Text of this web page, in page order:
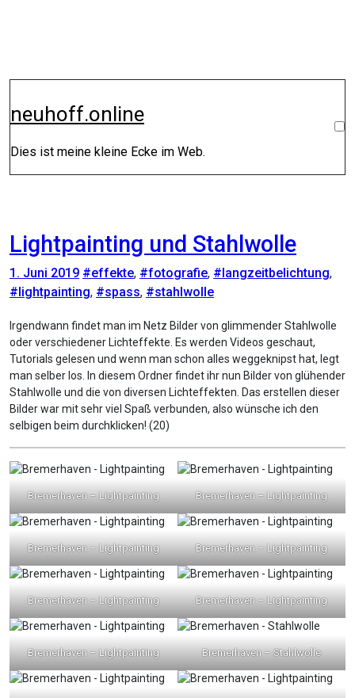
neuhoff.online
Dies ist meine kleine Ecke im Web.
Lightpainting und Stahlwolle
1. Juni 2019 #effekte, #fotografie, #langzeitbelichtung,
#lightpainting, #spass, #stahlwolle
oder verschiedener Lichteffekte. Es werden Videos geschaut,
Tutorials gelesen und wenn man schon alles weggeknipst hat, legt
man selber los. In diesem Ordner findet ihr nun Bilder von glühender
Stahlwolle und die von diversen Lichteffekten. Das erstellen dieser
Bilder war mit sehr viel Spaß verbunden, also wünsche ich den
selbigen beim durchklicken! (20)
Bremerhaven – Lightpainting Bremerhaven – Lightpainting
Bremerhaven – Lightpainting Bremerhaven – Lightpainting
Bremerhaven – Lightpainting Bremerhaven – Lightpainting
Bremerhaven – Lightpainting Bremerhaven – Stahlwolle